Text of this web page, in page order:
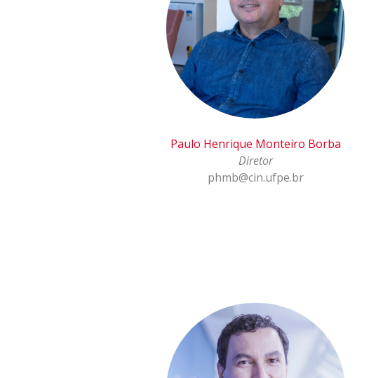
Paulo Henrique Monteiro Borba
Diretor
phmb@cin.ufpe.br